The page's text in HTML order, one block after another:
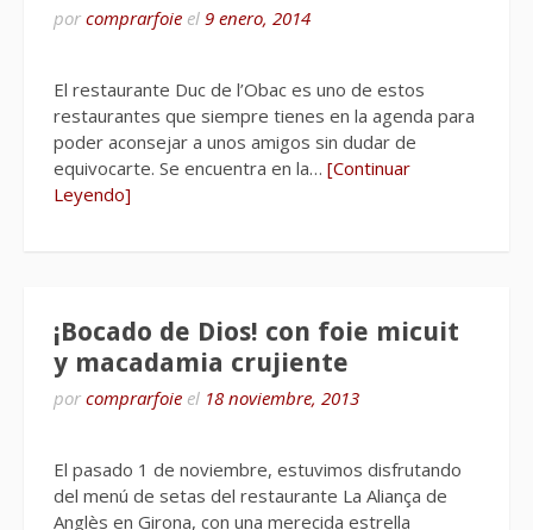
por comprarfoie el 9 enero, 2014
El restaurante Duc de l’Obac es uno de estos
restaurantes que siempre tienes en la agenda para
poder aconsejar a unos amigos sin dudar de
equivocarte. Se encuentra en la… [Continuar
Leyendo]
¡Bocado de Dios! con foie micuit
y macadamia crujiente
por comprarfoie el 18 noviembre, 2013
El pasado 1 de noviembre, estuvimos disfrutando
del menú de setas del restaurante La Aliança de
Anglès en Girona, con una merecida estrella